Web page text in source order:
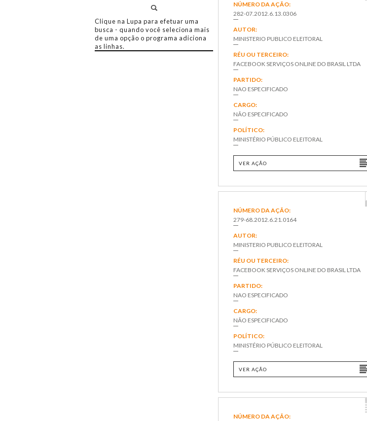
Clique na Lupa para efetuar uma
busca - quando você seleciona mais
de uma opção o programa adiciona
as linhas.
NÚMERO DA AÇÃO:
282-07.2012.6.13.0306
AUTOR:
MINISTERIO PUBLICO ELEITORAL
RÉU OU TERCEIRO:
FACEBOOK SERVIÇOS ONLINE DO BRASIL LTDA
PARTIDO:
NAO ESPECIFICADO
CARGO:
NÃO ESPECIFICADO
POLÍTICO:
MINISTÉRIO PÚBLICO ELEITORAL
VER AÇÃO
NÚMERO DA AÇÃO:
279-68.2012.6.21.0164
AUTOR:
MINISTERIO PUBLICO ELEITORAL
RÉU OU TERCEIRO:
FACEBOOK SERVIÇOS ONLINE DO BRASIL LTDA
PARTIDO:
NAO ESPECIFICADO
CARGO:
NÃO ESPECIFICADO
POLÍTICO:
MINISTÉRIO PÚBLICO ELEITORAL
VER AÇÃO
NÚMERO DA AÇÃO: